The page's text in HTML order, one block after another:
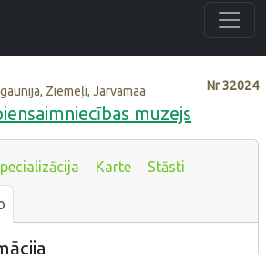
Nr32024
Ziemeļi, Jarvamaa
muzejs
Karte Stāsti